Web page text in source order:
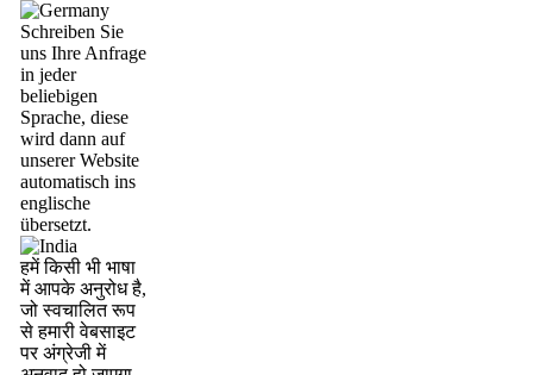
Schreiben Sie
uns Ihre Anfrage
in jeder
beliebigen
Sprache, diese
wird dann auf
unserer Website
automatisch ins
englische
übersetzt.
हमें किसी भी भाषा
में आपके अनुरोध है,
जो स्वचालित रूप
से हमारी वेबसाइट
पर अंग्रेजी में